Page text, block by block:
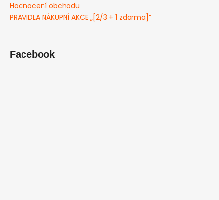
Hodnocení obchodu
PRAVIDLA NÁKUPNÍ AKCE „[2/3 + 1 zdarma]”
Facebook